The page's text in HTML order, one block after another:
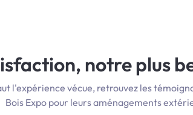
notre plus
l'expérience vécue, retrouvez les
Bois Expo pour leurs aménagements